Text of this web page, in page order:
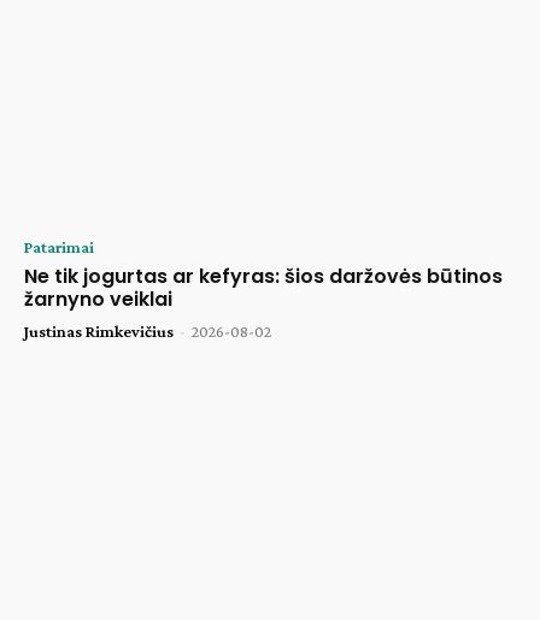
Patarimai
Ne tik jogurtas ar kefyras: šios daržovės būtinos
žarnyno veiklai
Justinas Rimkevičius - 2026-08-02